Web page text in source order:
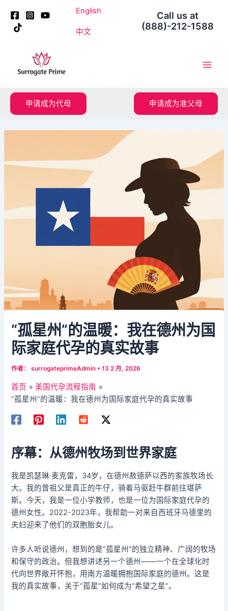
English
中文
Call us at
(888)-212-1588
申请成为代母 申请成为准父母
“孤星州”的温暖：我在德州为国
际家庭代孕的真实故事​
作者： surrogateprimeAdmin •13 2 月, 2026
首页
美国代孕流程指南
“孤星州”的温暖：我在德州为国际家庭代孕的真实故事​
序幕：从德州牧场到世界家庭
我是凯瑟琳·麦克雷，34岁，在德州敖德萨以西的家族牧场长
大。我的曾祖父是真正的牛仔，骑着马驱赶牛群前往堪萨
斯。今天，我是一位小学教师，也是一位为国际家庭代孕的
德州女性。2022-2023年，我帮助一对来自西班牙马德里的
夫妇迎来了他们的双胞胎女儿。
许多人听说德州，想到的是“孤星州”的独立精神、广阔的牧场
和保守的政治。但我想讲述另一个德州——一个在全球化时
代向世界敞开怀抱，用南方温暖拥抱国际家庭的德州。这是
我的真实故事，关于“孤星”如何成为“希望之星”。
navigation